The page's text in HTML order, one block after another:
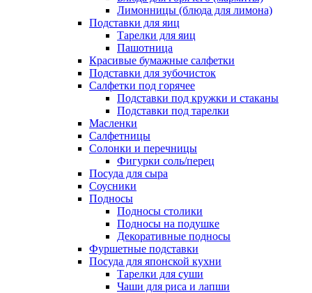
Лимонницы (блюда для лимона)
Подставки для яиц
Тарелки для яиц
Пашотница
Красивые бумажные салфетки
Подставки для зубочисток
Салфетки под горячее
Подставки под кружки и стаканы
Подставки под тарелки
Масленки
Салфетницы
Солонки и перечницы
Фигурки соль/перец
Посуда для сыра
Соусники
Подносы
Подносы столики
Подносы на подушке
Декоративные подносы
Фуршетные подставки
Посуда для японской кухни
Тарелки для суши
Чаши для риса и лапши